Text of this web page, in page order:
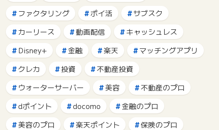
ファクタリング
ポイ活
サブスク
カーリース
動画配信
キャッシュレス
Disney+
金融 楽天
マッチングアプリ
クレカ
投資
不動産投資
ウォーターサーバー
美容
不動産のプロ
dポイント
docomo
金融のプロ
美容のプロ
楽天ポイント
保険のプロ